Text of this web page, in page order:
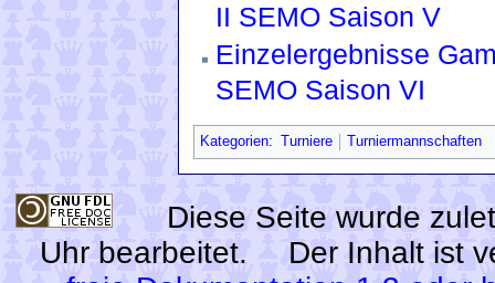
II SEMO Saison V
Einzelergebnisse
SEMO Saison VI
Kategorien: Turniere Turniermannschaften
Diese Seite wurde
Uhr bearbeitet.
Der Inhalt ist